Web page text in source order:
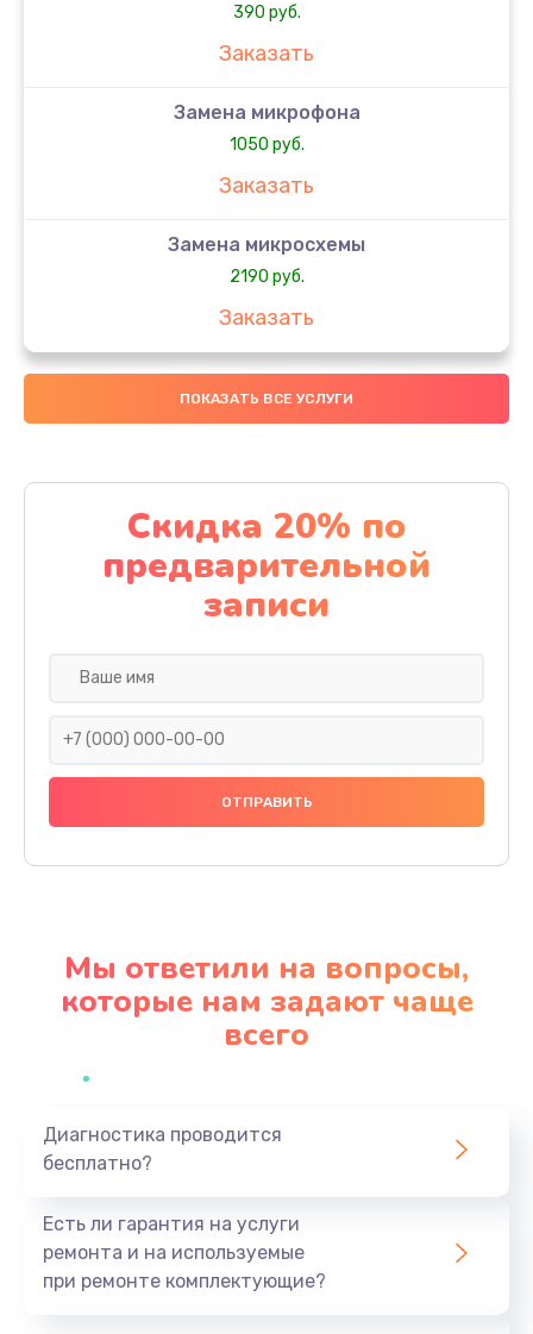
390 руб.
Заказать
Замена микрофона
1050 руб.
Заказать
Замена микросхемы
2190 руб.
Заказать
Замена передней камеры
490 руб.
Замена полифонического динамика
390 руб.
Заказать
Сбор/Разбор
1490 руб.
Заказать
Замена кнопки Home (домой)
Замена сканера отпечатка
Заказать
ПОКАЗАТЬ ВСЕ УСЛУГИ
Скидка 20% по
предварительной
записи
Мы ответили на вопросы,
которые нам задают чаще
всего
Диагностика проводится
бесплатно?
Есть ли гарантия на услуги
ремонта и на используемые
при ремонте комплектующие?